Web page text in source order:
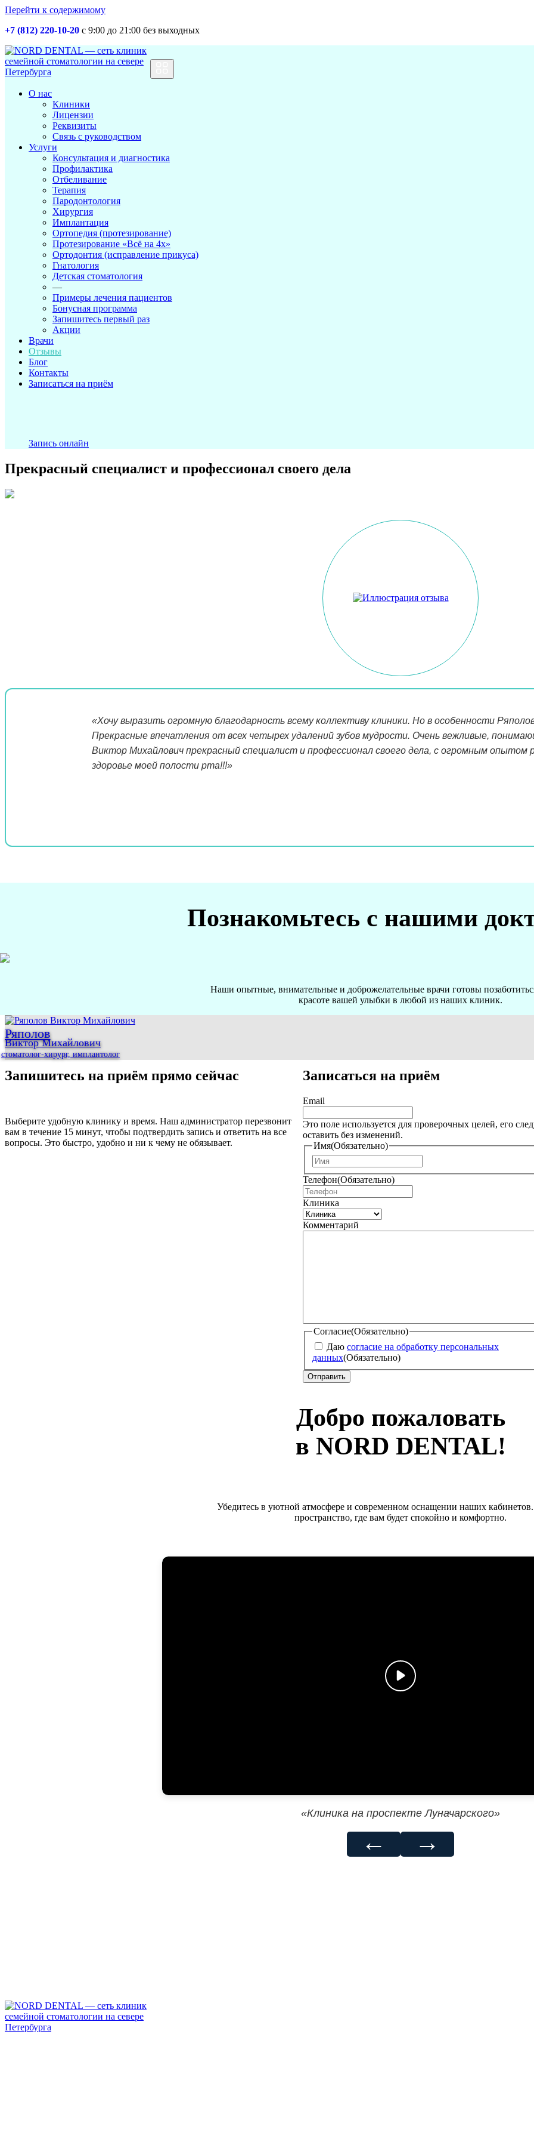
Перейти к содержимому
+7 (812) 220-10-20 с 9:00 до 21:00 без выходных
Основная
навигация
О нас
Клиники
Лицензии
Реквизиты
Связь с руководством
Услуги
Консультация и диагностика
Профилактика
Отбеливание
Терапия
Пародонтология
Хирургия
Имплантация
Ортопедия (протезирование)
Протезирование «Всё на 4х»
Ортодонтия (исправление прикуса)
Гнатология
Детская стоматология
—
Примеры лечения пациентов
Бонусная программа
Запишитесь первый раз
Акции
Врачи
Отзывы
Блог
Контакты
Записаться на приём
Запись онлайн
Прекрасный специалист и профессионал своего дела
«Хочу выразить огромную благодарность всему коллективу клиники. Но в особенности
Прекрасные впечатления от всех четырех удалений зубов мудрости. Очень вежливые,
Виктор Михайлович прекрасный специалист и профессионал своего дела, с огромным
здоровье моей полости рта!!!»
Познакомьтесь с нашими
Наши опытные, внимательные и доброжелательные врачи готовы
красоте вашей улыбки в любой из наших клиник.
Ряполов
Виктор Михайлович
стоматолог-хирург, имплантолог
Запишитесь на приём прямо сейчас
Выберите удобную клинику и время. Наш администратор перезвонит
вам в течение 15 минут, чтобы подтвердить запись и ответить на все
вопросы. Это быстро, удобно и ни к чему не обязывает.
Записаться на приём
Email
Это поле используется для проверочных целей, его
оставить без изменений.
Имя(Обязательно)
м
Телефон(Обязательно)
Клиника
Комментарий
Согласие(Обязательно)
Даю согласие на обработку персональных
данных(Обязательно)
Добро пожаловать
в NORD DENTAL!
Убедитесь в уютной атмосфере и современном оснащении наших
пространство, где вам будет спокойно и комфортно.
«Клиника на проспекте Луначарского»
← →